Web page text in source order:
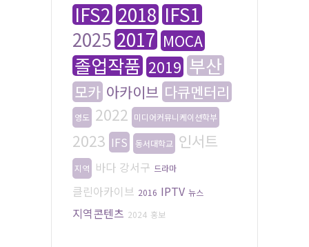
IFS2 2018 IFS1
2025 2017 MOCA
졸업작품 2019 부산
모카 아카이브 다큐멘터리
영도 2022 미디어커뮤니케이션학부
2023 IFS 동서대학교 인서트
지역 바다 강서구 드라마
클린아카이브 2016 IPTV 뉴스
지역콘텐츠 2024 홍보